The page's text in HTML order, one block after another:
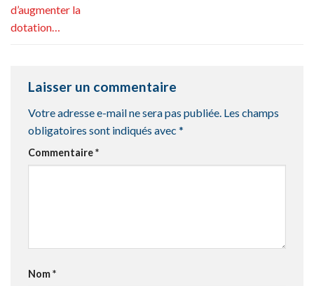
d’augmenter la
dotation…
Laisser un commentaire
Votre adresse e-mail ne sera pas publiée. Les champs
obligatoires sont indiqués avec *
Commentaire*
Nom*